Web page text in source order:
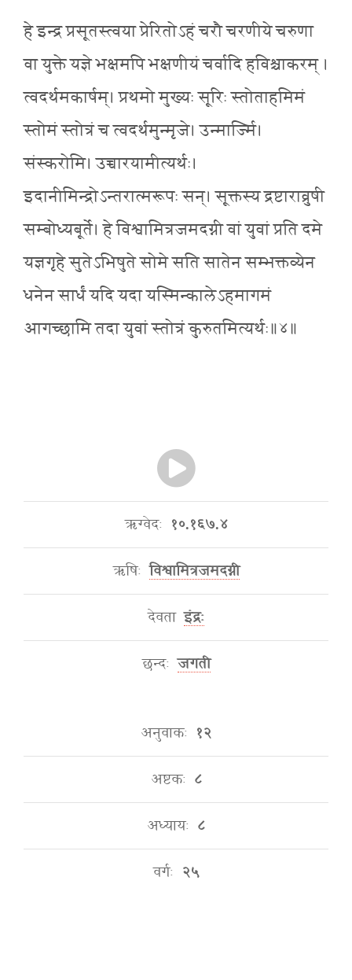
हे इन्द्र प्रसूतस्त्वया प्रेरितोऽहं चरौ चरणीये चरुणा
वा युक्ते यज्ञे भक्षमपि भक्षणीयं चर्वादि हविश्चाकरम् ।
त्वदर्थमकार्षम्। प्रथमो मुख्यः सूरिः स्तोताहमिमं
स्तोमं स्तोत्रं च त्वदर्थमुन्मृजे। उन्मार्ज्मि।
संस्करोमि। उच्चारयामीत्यर्थः।
इदानीमिन्द्रोऽन्तरात्मरूपः सन्। सूक्तस्य द्रष्टाराव्रुषी
सम्बोध्यबूर्ते। हे विश्वामित्रजमदग्नी वां युवां प्रति दमे
यज्ञगृहे सुतेऽभिषुते सोमे सति सातेन सम्भक्तव्येन
धनेन सार्धं यदि यदा यस्मिन्कालेऽहमागमं
आगच्छामि तदा युवां स्तोत्रं कुरुतमित्यर्थः॥४॥
ऋग्वेदः १०.१६७.४
ऋषिः विश्वामित्रजमदग्नी
देवता इंद्रः
छन्दः जगती
अनुवाकः १२
अष्टकः ८
अध्यायः ८
वर्गः २५